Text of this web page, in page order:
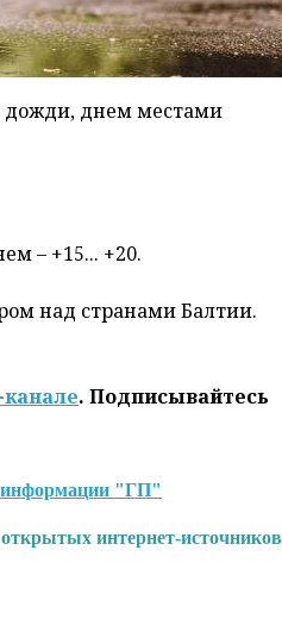
дожди, днем местами
– +15... +20.
над странами Балтии.
. Подписывайтесь
"ГП"
открытых интернет-источников